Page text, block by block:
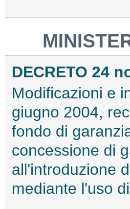
DECRETO 24
Modificazioni e
giugno 2004,
fondo di
concessione di
all'introduzione
mediante l'uso